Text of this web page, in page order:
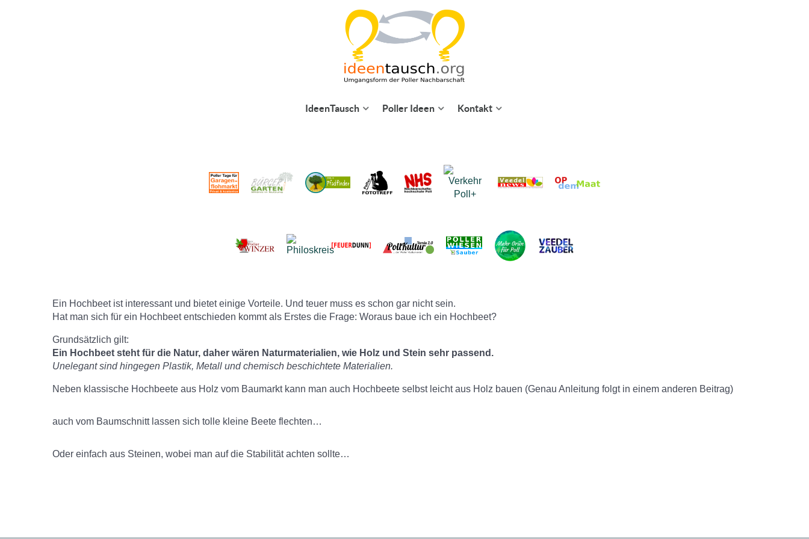
IdeenTausch Poller Ideen Kontakt
Ein Hochbeet ist interessant und bietet einige Vorteile. Und teuer muss es schon gar nicht sein.
Hat man sich für ein Hochbeet entschieden kommt als Erstes die Frage: Woraus baue ich ein Hochbeet?
Grundsätzlich gilt:
Ein Hochbeet steht für die Natur, daher wären Naturmaterialien, wie Holz und Stein sehr passend.
Unelegant sind hingegen Plastik, Metall und chemisch beschichtete Materialien.
Neben klassische Hochbeete aus Holz vom Baumarkt kann man auch Hochbeete selbst leicht aus Holz bauen (Genau Anleitung folgt in einem anderen Beitrag)
auch vom Baumschnitt lassen sich tolle kleine Beete flechten…
Oder einfach aus Steinen, wobei man auf die Stabilität achten sollte…